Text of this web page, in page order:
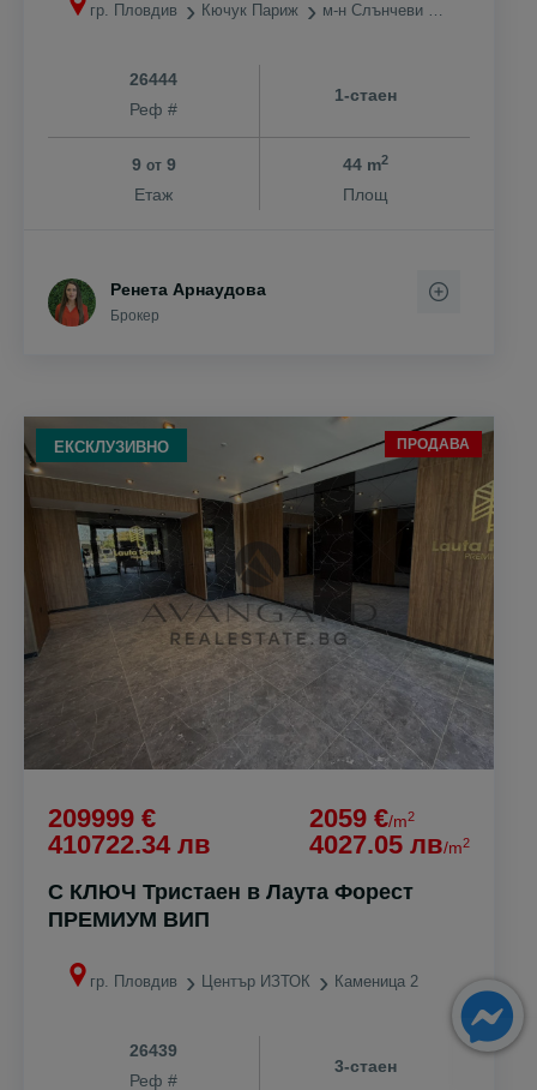
гр. Пловдив Кючук Париж м-н Слънчеви лъчи
26444
Реф #
1-стаен
9 от9
Етаж
44 m2
Площ
Ренета Арнаудова
Брокер
ПРОДАВА
ЕКСКЛУЗИВНО
209999 €
410722.34 лв
2059 €/m2
4027.05 лв/m2
С КЛЮЧ Тристаен в Лаута Форест
ПРЕМИУМ ВИП
гр. Пловдив Център ИЗТОК Каменица 2
26439
Реф #
3-стаен